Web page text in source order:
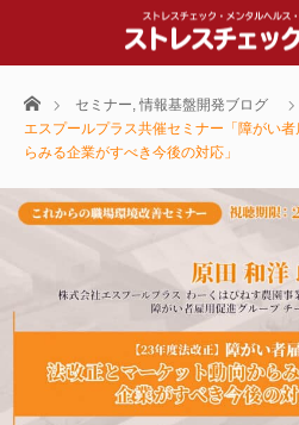
ホームセミナー, 情報基盤開発ブログ
エスプールプラス共催セミナー「障がい
らみる企業がすべき今後の対応」